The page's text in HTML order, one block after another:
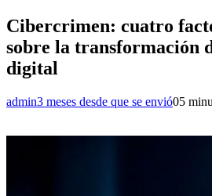
Cibercrimen: cuatro
sobre la transformación
digital
admin3 meses desde que se envió05